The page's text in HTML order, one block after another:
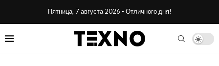
Пятница, 7 августа 2026 - Отличного дня!